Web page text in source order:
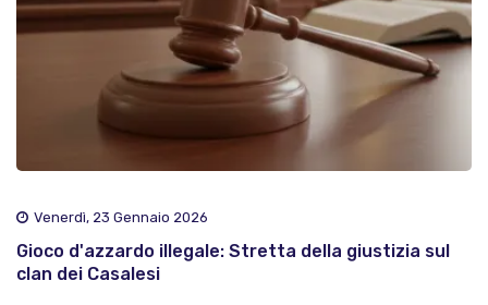
Venerdì, 23 Gennaio 2026
Gioco d'azzardo illegale: Stretta della giustizia sul
clan dei Casalesi